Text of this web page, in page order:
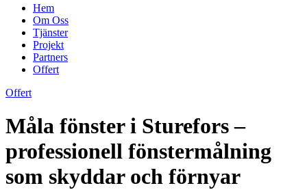
Hem
Om Oss
Tjänster
Projekt
Partners
Offert
Offert
Måla fönster i Sturefors –
professionell fönstermålning
som skyddar och förnyar